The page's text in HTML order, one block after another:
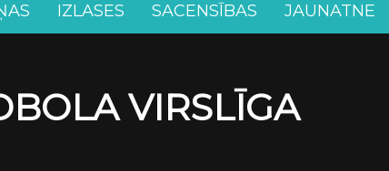
IZLASES SACENSĪBAS JAUNATNE
VIRSLĪGA